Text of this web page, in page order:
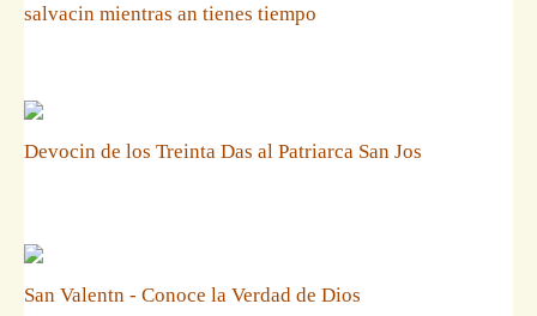
salvacin mientras an tienes tiempo
Devocin de los Treinta Das al Patriarca San Jos
San Valentn - Conoce la Verdad de Dios